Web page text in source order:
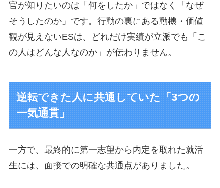
官が知りたいのは「何をしたか」ではなく「なぜ
そうしたのか」です。行動の裏にある動機・価値
観が見えないESは、どれだけ実績が立派でも「こ
の人はどんな人なのか」が伝わりません。
逆転できた人に共通していた「3つの
一気通貫」
一方で、最終的に第一志望から内定を取れた就活
生には、面接での明確な共通点がありました。